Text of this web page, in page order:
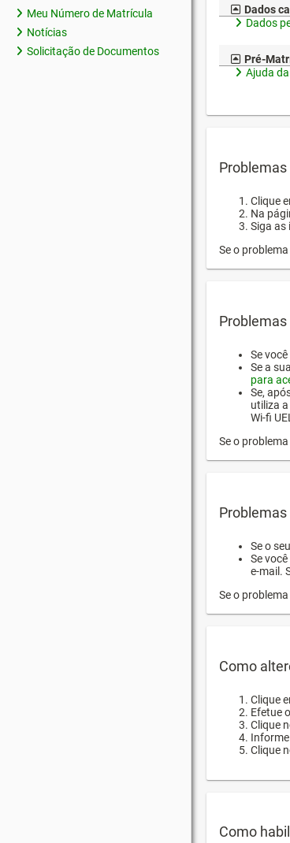
Meu Número de Matrícula
Notícias
Solicitação de Documentos
Dados
Dados
Pré-
Ajuda
Clique
Na
Siga as
Se o
Problemas
Se
Se a
para
Se,
utiliza
Wi-fi
Se o
Se o
Se
e-mail.
Se o
Como
Clique
Efetue
Clique
Clique
Como